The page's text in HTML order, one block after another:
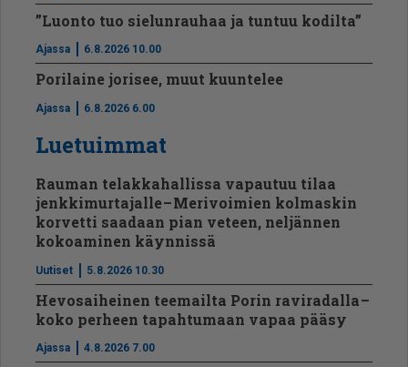
”Luonto tuo sielunrauhaa ja tuntuu kodilta”
Ajassa 6.8.2026 10.00
Porilaine jorisee, muut kuuntelee
Ajassa 6.8.2026 6.00
Luetuimmat
Rauman telakkahallissa vapautuu tilaa
jenkkimurtajalle – Merivoimien kolmaskin
korvetti saadaan pian veteen, neljännen
kokoaminen käynnissä
Uutiset 5.8.2026 10.30
Hevosaiheinen teemailta Porin raviradalla –
koko perheen tapahtumaan vapaa pääsy
Ajassa 4.8.2026 7.00